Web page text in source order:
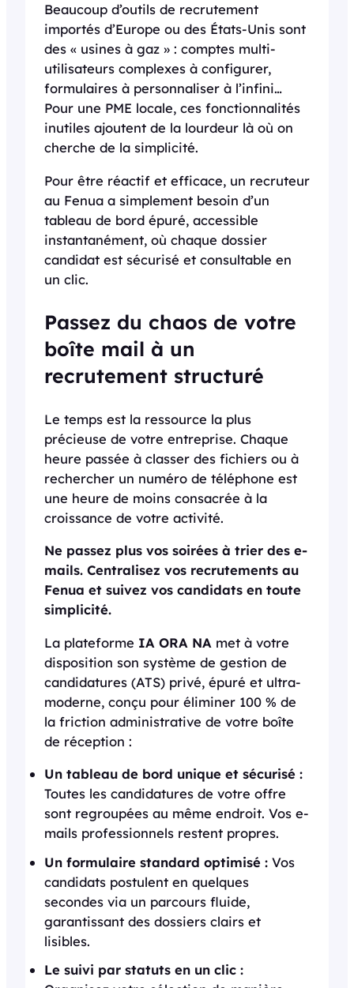
Beaucoup d’outils de recrutement
importés d’Europe ou des États-Unis sont
des « usines à gaz » : comptes multi-
utilisateurs complexes à configurer,
formulaires à personnaliser à l’infini…
Pour une PME locale, ces fonctionnalités
inutiles ajoutent de la lourdeur là où on
cherche de la simplicité.
Pour être réactif et efficace, un recruteur
au Fenua a simplement besoin d’un
tableau de bord épuré, accessible
instantanément, où chaque dossier
candidat est sécurisé et consultable en
un clic.
Passez du chaos de votre
boîte mail à un
recrutement structuré
Le temps est la ressource la plus
précieuse de votre entreprise. Chaque
heure passée à classer des fichiers ou à
rechercher un numéro de téléphone est
une heure de moins consacrée à la
croissance de votre activité.
Ne passez plus vos soirées à trier des e-
mails. Centralisez vos recrutements au
Fenua et suivez vos candidats en toute
simplicité.
La plateforme IA ORA NA met à votre
disposition son système de gestion de
candidatures (ATS) privé, épuré et ultra-
moderne, conçu pour éliminer 100 % de
la friction administrative de votre boîte
de réception :
Un tableau de bord unique et sécurisé :
Toutes les candidatures de votre offre
sont regroupées au même endroit. Vos e-
mails professionnels restent propres.
Un formulaire standard optimisé : Vos
candidats postulent en quelques
secondes via un parcours fluide,
garantissant des dossiers clairs et
lisibles.
Le suivi par statuts en un clic :